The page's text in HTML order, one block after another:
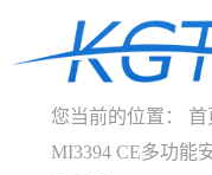
您当前的位置： 首
MI3394 CE多功能